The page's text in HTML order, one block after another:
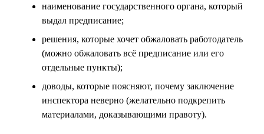
наименование государственного органа, который
выдал предписание;
решения, которые хочет обжаловать работодатель
(можно обжаловать всё предписание или его
отдельные пункты);
доводы, которые поясняют, почему заключение
инспектора неверно (желательно подкрепить
материалами, доказывающими правоту).